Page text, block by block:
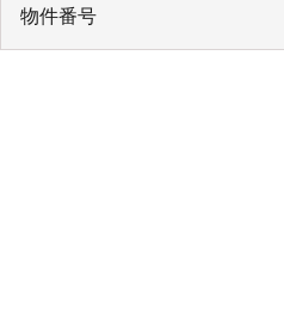
物件番号